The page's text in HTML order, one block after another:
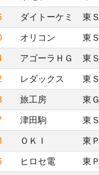
ダイトーケミ 東Ｓ
オリコン 東Ｓ
アゴーラＨＧ 東Ｓ
レダックス 東Ｓ
旅工房 東Ｇ
津田駒 東Ｓ
ＯＫＩ 東Ｐ
ヒロセ電 東Ｐ